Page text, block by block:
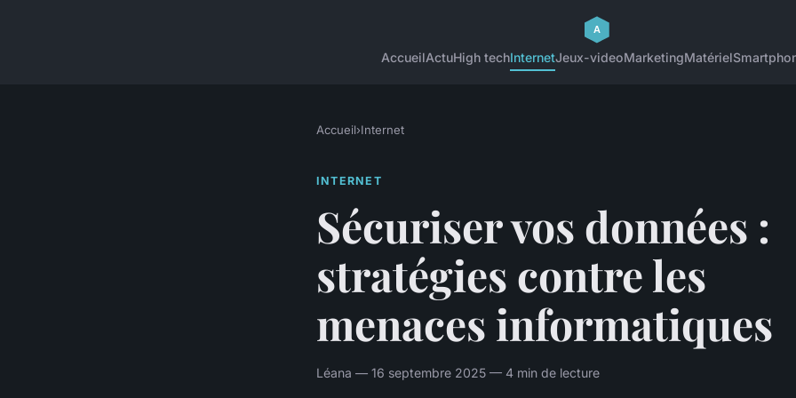
AccueilActuHigh techInternetJeux-videoMarketingMatériel
Accueil›Internet
INTERNET
Sécuriser vos données :
stratégies contre les
menaces informatiques
Léana — 16 septembre 2025 — 4 min de lecture